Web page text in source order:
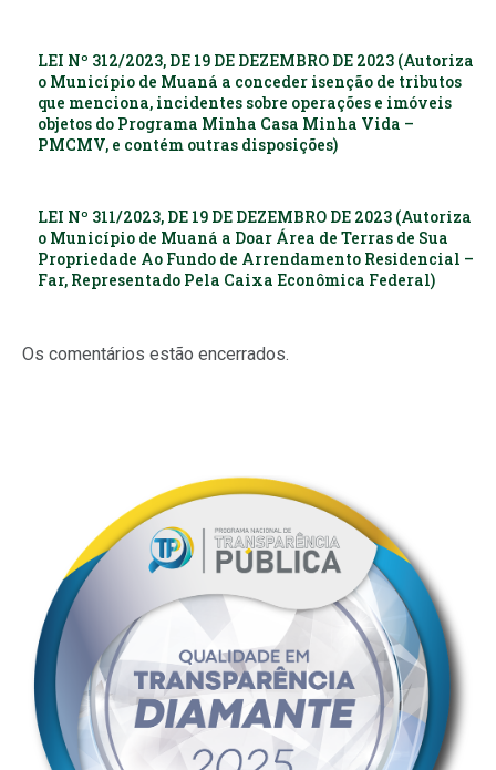
LEI Nº 312/2023, DE 19 DE DEZEMBRO DE 2023 (Autoriza
o Município de Muaná a conceder isenção de tributos
que menciona, incidentes sobre operações e imóveis
objetos do Programa Minha Casa Minha Vida –
PMCMV, e contém outras disposições)
LEI Nº 311/2023, DE 19 DE DEZEMBRO DE 2023 (Autoriza
o Município de Muaná a Doar Área de Terras de Sua
Propriedade Ao Fundo de Arrendamento Residencial –
Far, Representado Pela Caixa Econômica Federal)
Os comentários estão encerrados.